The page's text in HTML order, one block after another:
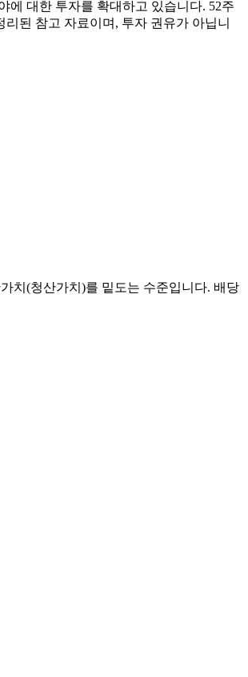
에 대한 투자를 확대하고 있습니다. 52주
된 참고 자료이며, 투자 권유가 아닙니
치(청산가치)를 밑도는 수준입니다. 배당